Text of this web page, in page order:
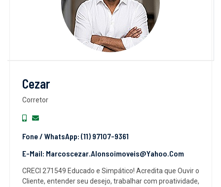
Cezar
Corretor
Fone / WhatsApp: (11) 97107-9361
E-Mail: Marcoscezar.alonsoimoveis@yahoo.com
CRECI 271549 Educado e Simpático! Acredita que Ouvir o
Cliente, entender seu desejo, trabalhar com proatividade,